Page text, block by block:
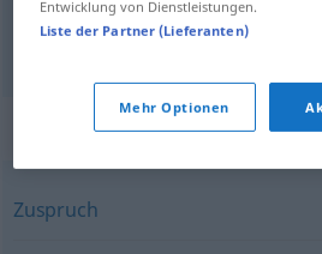
jemandem Trost (Mut)zusprechen
biri(si)ne teselli (cesaret)verici
Synonyme für
Zuspruch
Entwicklung von Dienstleistungen.
Liste der Partner (Lieferanten)
Mehr Optionen